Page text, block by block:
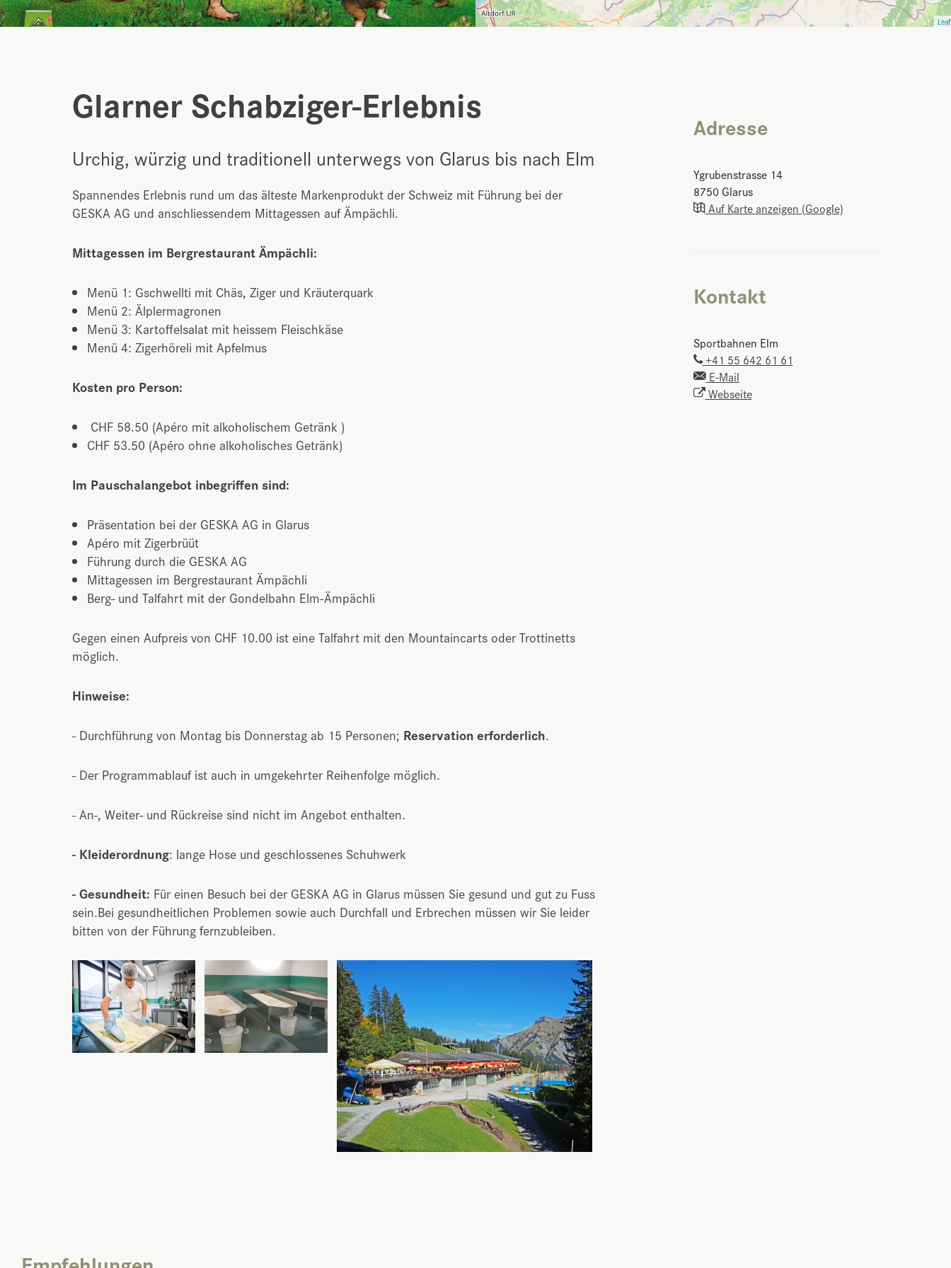
Glarner Schabziger-Erlebnis
Urchig, würzig und traditionell unterwegs von Glarus bis nach Elm
Spannendes Erlebnis rund um das älteste Markenprodukt der Schweiz mit Führung bei der
GESKA AG und anschliessendem Mittagessen auf Ämpächli.
Mittagessen im Bergrestaurant Ämpächli:
Menü 1: Gschwellti mit Chäs, Ziger und Kräuterquark
Menü 2: Älplermagronen
Menü 3: Kartoffelsalat mit heissem Fleischkäse
Menü 4: Zigerhöreli mit Apfelmus
Kosten pro Person:
CHF 58.50 (Apéro mit alkoholischem Getränk )
CHF 53.50 (Apéro ohne alkoholisches Getränk)
Im Pauschalangebot inbegriffen sind:
Präsentation bei der GESKA AG in Glarus
Apéro mit Zigerbrüüt
Führung durch die GESKA AG
Mittagessen im Bergrestaurant Ämpächli
Berg- und Talfahrt mit der Gondelbahn Elm-Ämpächli
Gegen einen Aufpreis von CHF 10.00 ist eine Talfahrt mit den Mountaincarts oder Trottinetts
möglich.
Hinweise:
- Durchführung von Montag bis Donnerstag ab 15 Personen; Reservationerforderlich.
- Der Programmablauf ist auch in umgekehrter Reihenfolge möglich.
- An-, Weiter- und Rückreise sind nicht im Angebot enthalten.
- Kleiderordnung: lange Hose und geschlossenes Schuhwerk
- Gesundheit: Für einen Besuch bei der GESKA AG in Glarus müssen Sie gesund und gut zu Fuss
sein.Bei gesundheitlichen Problemen sowie auch Durchfall und Erbrechen müssen wir Sie leider
bitten von der Führung fernzubleiben.
Adresse
Ygrubenstrasse 14
8750 Glarus
Auf Karte anzeigen (Google)
Kontakt
Sportbahnen Elm
+41 55 642 61 61
E-Mail
Webseite